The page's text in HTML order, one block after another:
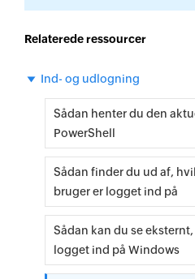
Relaterede ressourcer
Ind- og udlogning
Sådan henter du den
PowerShell
Sådan finder du ud af,
bruger er logget ind på
Sådan kan du se
logget ind på Windows